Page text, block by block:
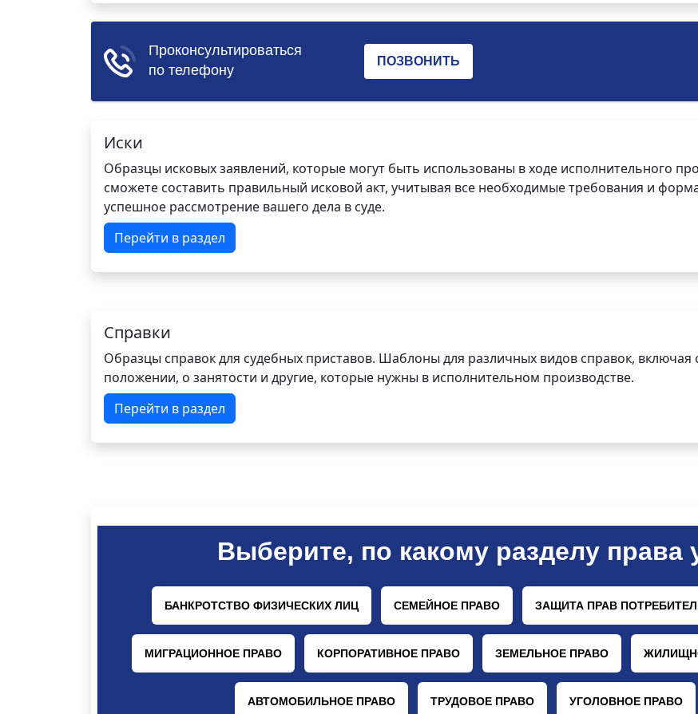
Иски
Образцы исковых заявлений, которые могут быть использованы в ходе исполнительного
сможете составить правильный исковой акт, учитывая все необходимые требования и
успешное рассмотрение вашего дела в суде.
Перейти в раздел
Справки
Образцы справок для судебных приставов. Шаблоны для различных видов справок, включая
положении, о занятости и другие, которые нужны в исполнительном производстве.
Перейти в раздел